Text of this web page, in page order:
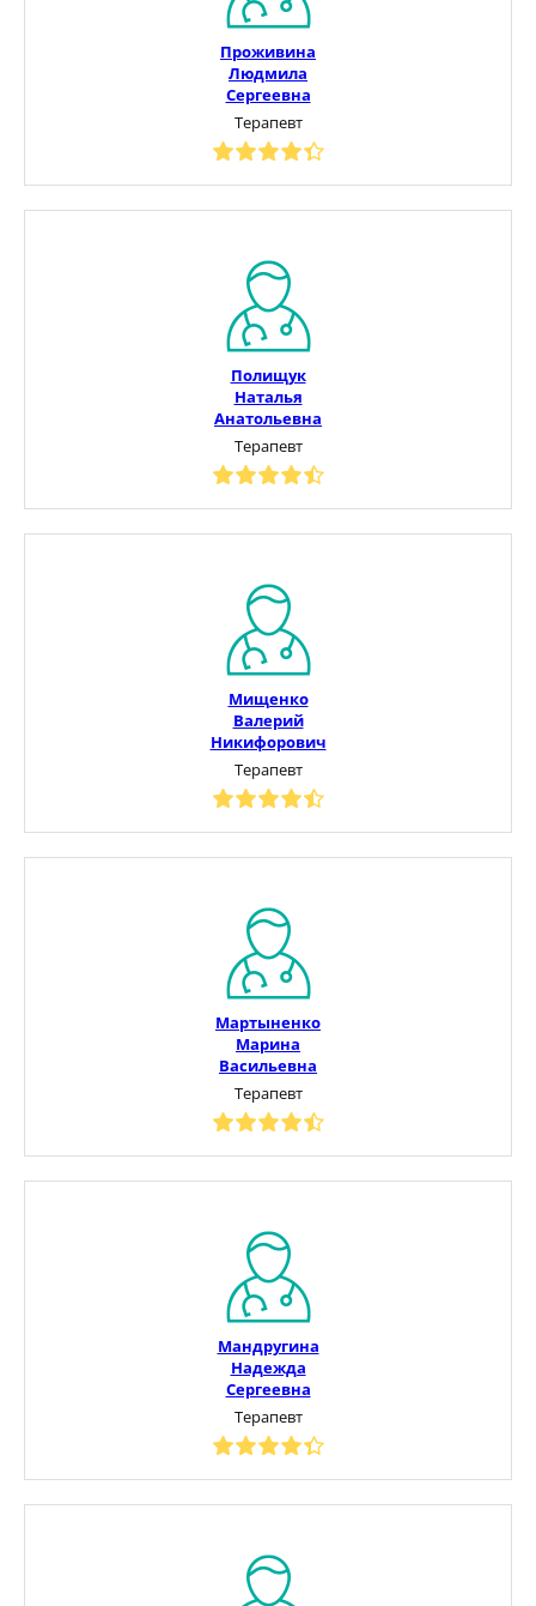
Проживина
Людмила
Сергеевна
Терапевт
Полищук
Наталья
Анатольевна
Терапевт
Мищенко
Валерий
Никифорович
Терапевт
Мартыненко
Марина
Васильевна
Терапевт
Мандругина
Надежда
Сергеевна
Терапевт